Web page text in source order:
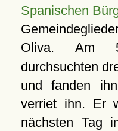
Spanischen
Oliva. Am 5.
durchsuchten
und fanden
verriet ihn. Er
nächsten Tag